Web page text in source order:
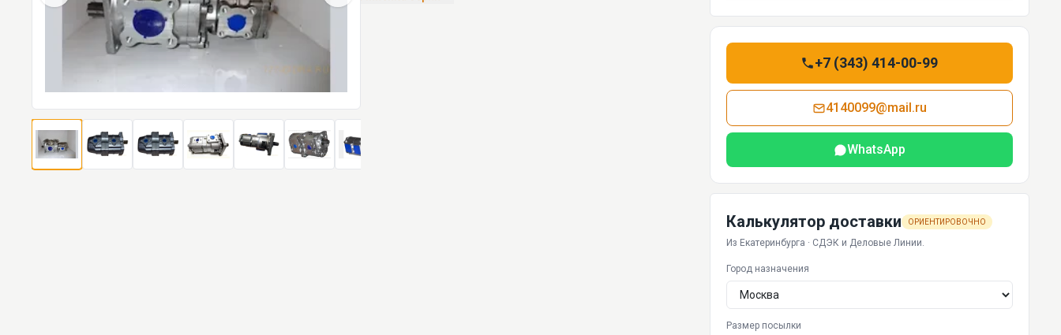
+7 (343) 414-00-99
4140099@mail.ru
WhatsApp
Калькулятор доставки ОРИЕНТИРОВОЧНО
Из Екатеринбурга · СДЭК и Деловые Линии.
Город назначения
Размер посылки